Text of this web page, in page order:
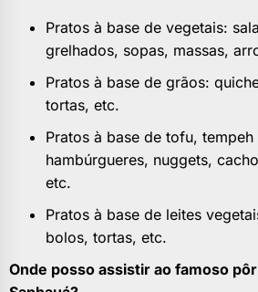
Pratos à base de vegetais:
grelhados, sopas, massas,
Pratos à base de grãos:
tortas, etc.
Pratos à base de tofu, tempeh
hambúrgueres, nuggets,
etc.
Pratos à base de leites
bolos, tortas, etc.
Onde posso assistir ao famoso